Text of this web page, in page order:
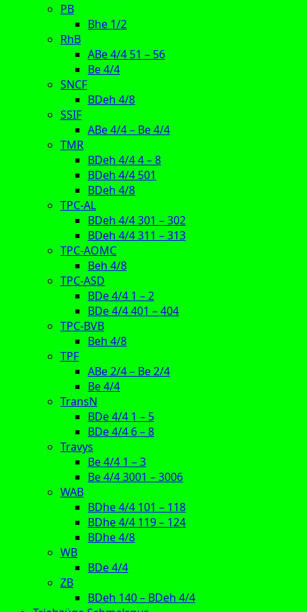
PB
Bhe 1/2
RhB
ABe 4/4 51 – 56
Be 4/4
SNCF
BDeh 4/8
SSIF
ABe 4/4 – Be 4/4
TMR
BDeh 4/4 4 – 8
BDeh 4/4 501
BDeh 4/8
TPC-AL
BDeh 4/4 301 – 302
BDeh 4/4 311 – 313
TPC-AOMC
Beh 4/8
TPC-ASD
BDe 4/4 1 – 2
BDe 4/4 401 – 404
TPC-BVB
Beh 4/8
TPF
ABe 2/4 – Be 2/4
Be 4/4
TransN
BDe 4/4 1 – 5
BDe 4/4 6 – 8
Travys
Be 4/4 1 – 3
Be 4/4 3001 – 3006
WAB
BDhe 4/4 101 – 118
BDhe 4/4 119 – 124
BDhe 4/8
WB
BDe 4/4
ZB
BDeh 140 – BDeh 4/4